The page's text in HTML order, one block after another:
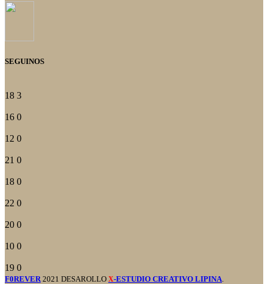
SEGUINOS
18 3
16 0
12 0
21 0
18 0
22 0
20 0
10 0
19 0
F0REVER 2021 DESAROLLO X-ESTUDIO CREATIVO LIPINA